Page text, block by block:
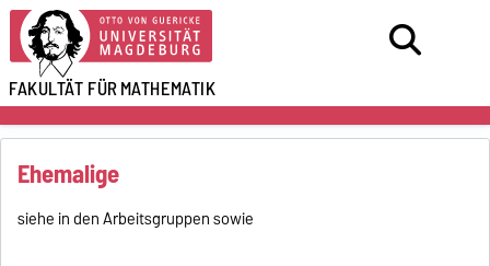
FAKULTÄT FÜRMATHEMATIK
Ehemalige
siehe in den Arbeitsgruppen sowie